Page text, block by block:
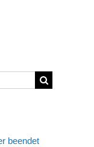
beendet